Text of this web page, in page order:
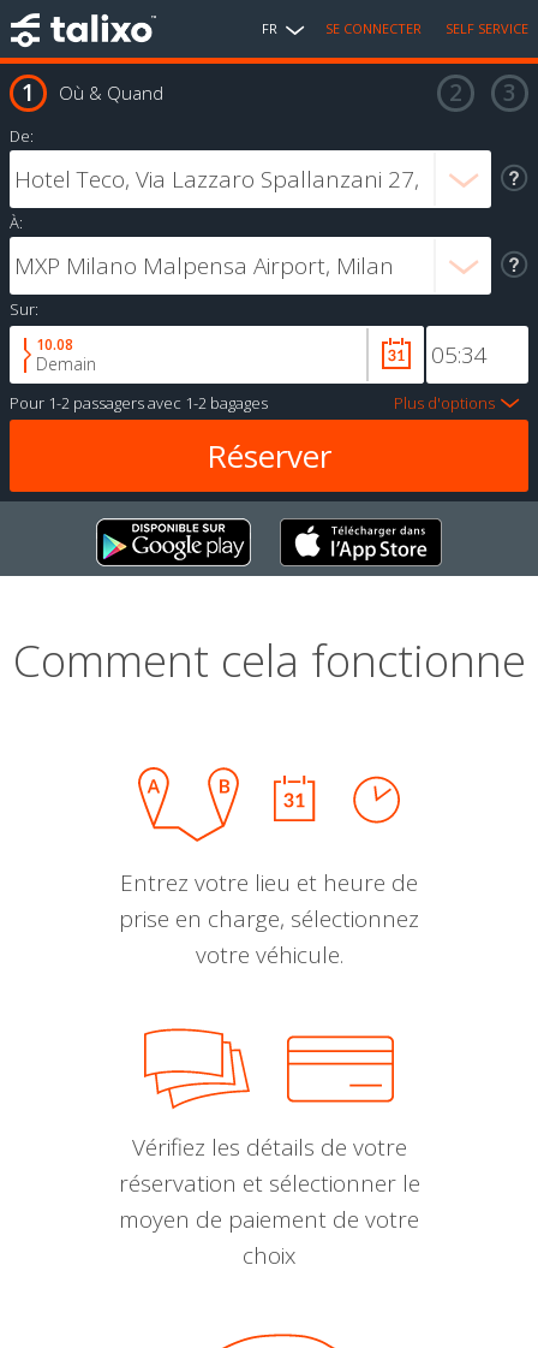
FR SE CONNECTER SELF SERVICE
Où & Quand
De:
À:
Sur:
10.08
Demain
Pour 1-2 passagersavec 1-2 bagages Plus d'options
Comment cela fonctionne
Entrez votre lieu et heure de
prise en charge, sélectionnez
votre véhicule.
Vérifiez les détails de votre
réservation et sélectionner le
moyen de paiement de votre
choix